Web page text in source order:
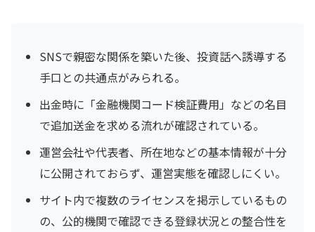
SNSで親密な関係を築いた後、投資話へ誘導する
手口との共通点がみられる。
出金時に「金融機関コード検証費用」などの名目
で追加送金を求める流れが確認されている。
運営会社や代表者、所在地などの基本情報が十分
に公開されておらず、運営実態を確認しにくい。
サイト内で複数のライセンスを掲示しているもの
の、公的機関で確認できる登録状況との整合性を